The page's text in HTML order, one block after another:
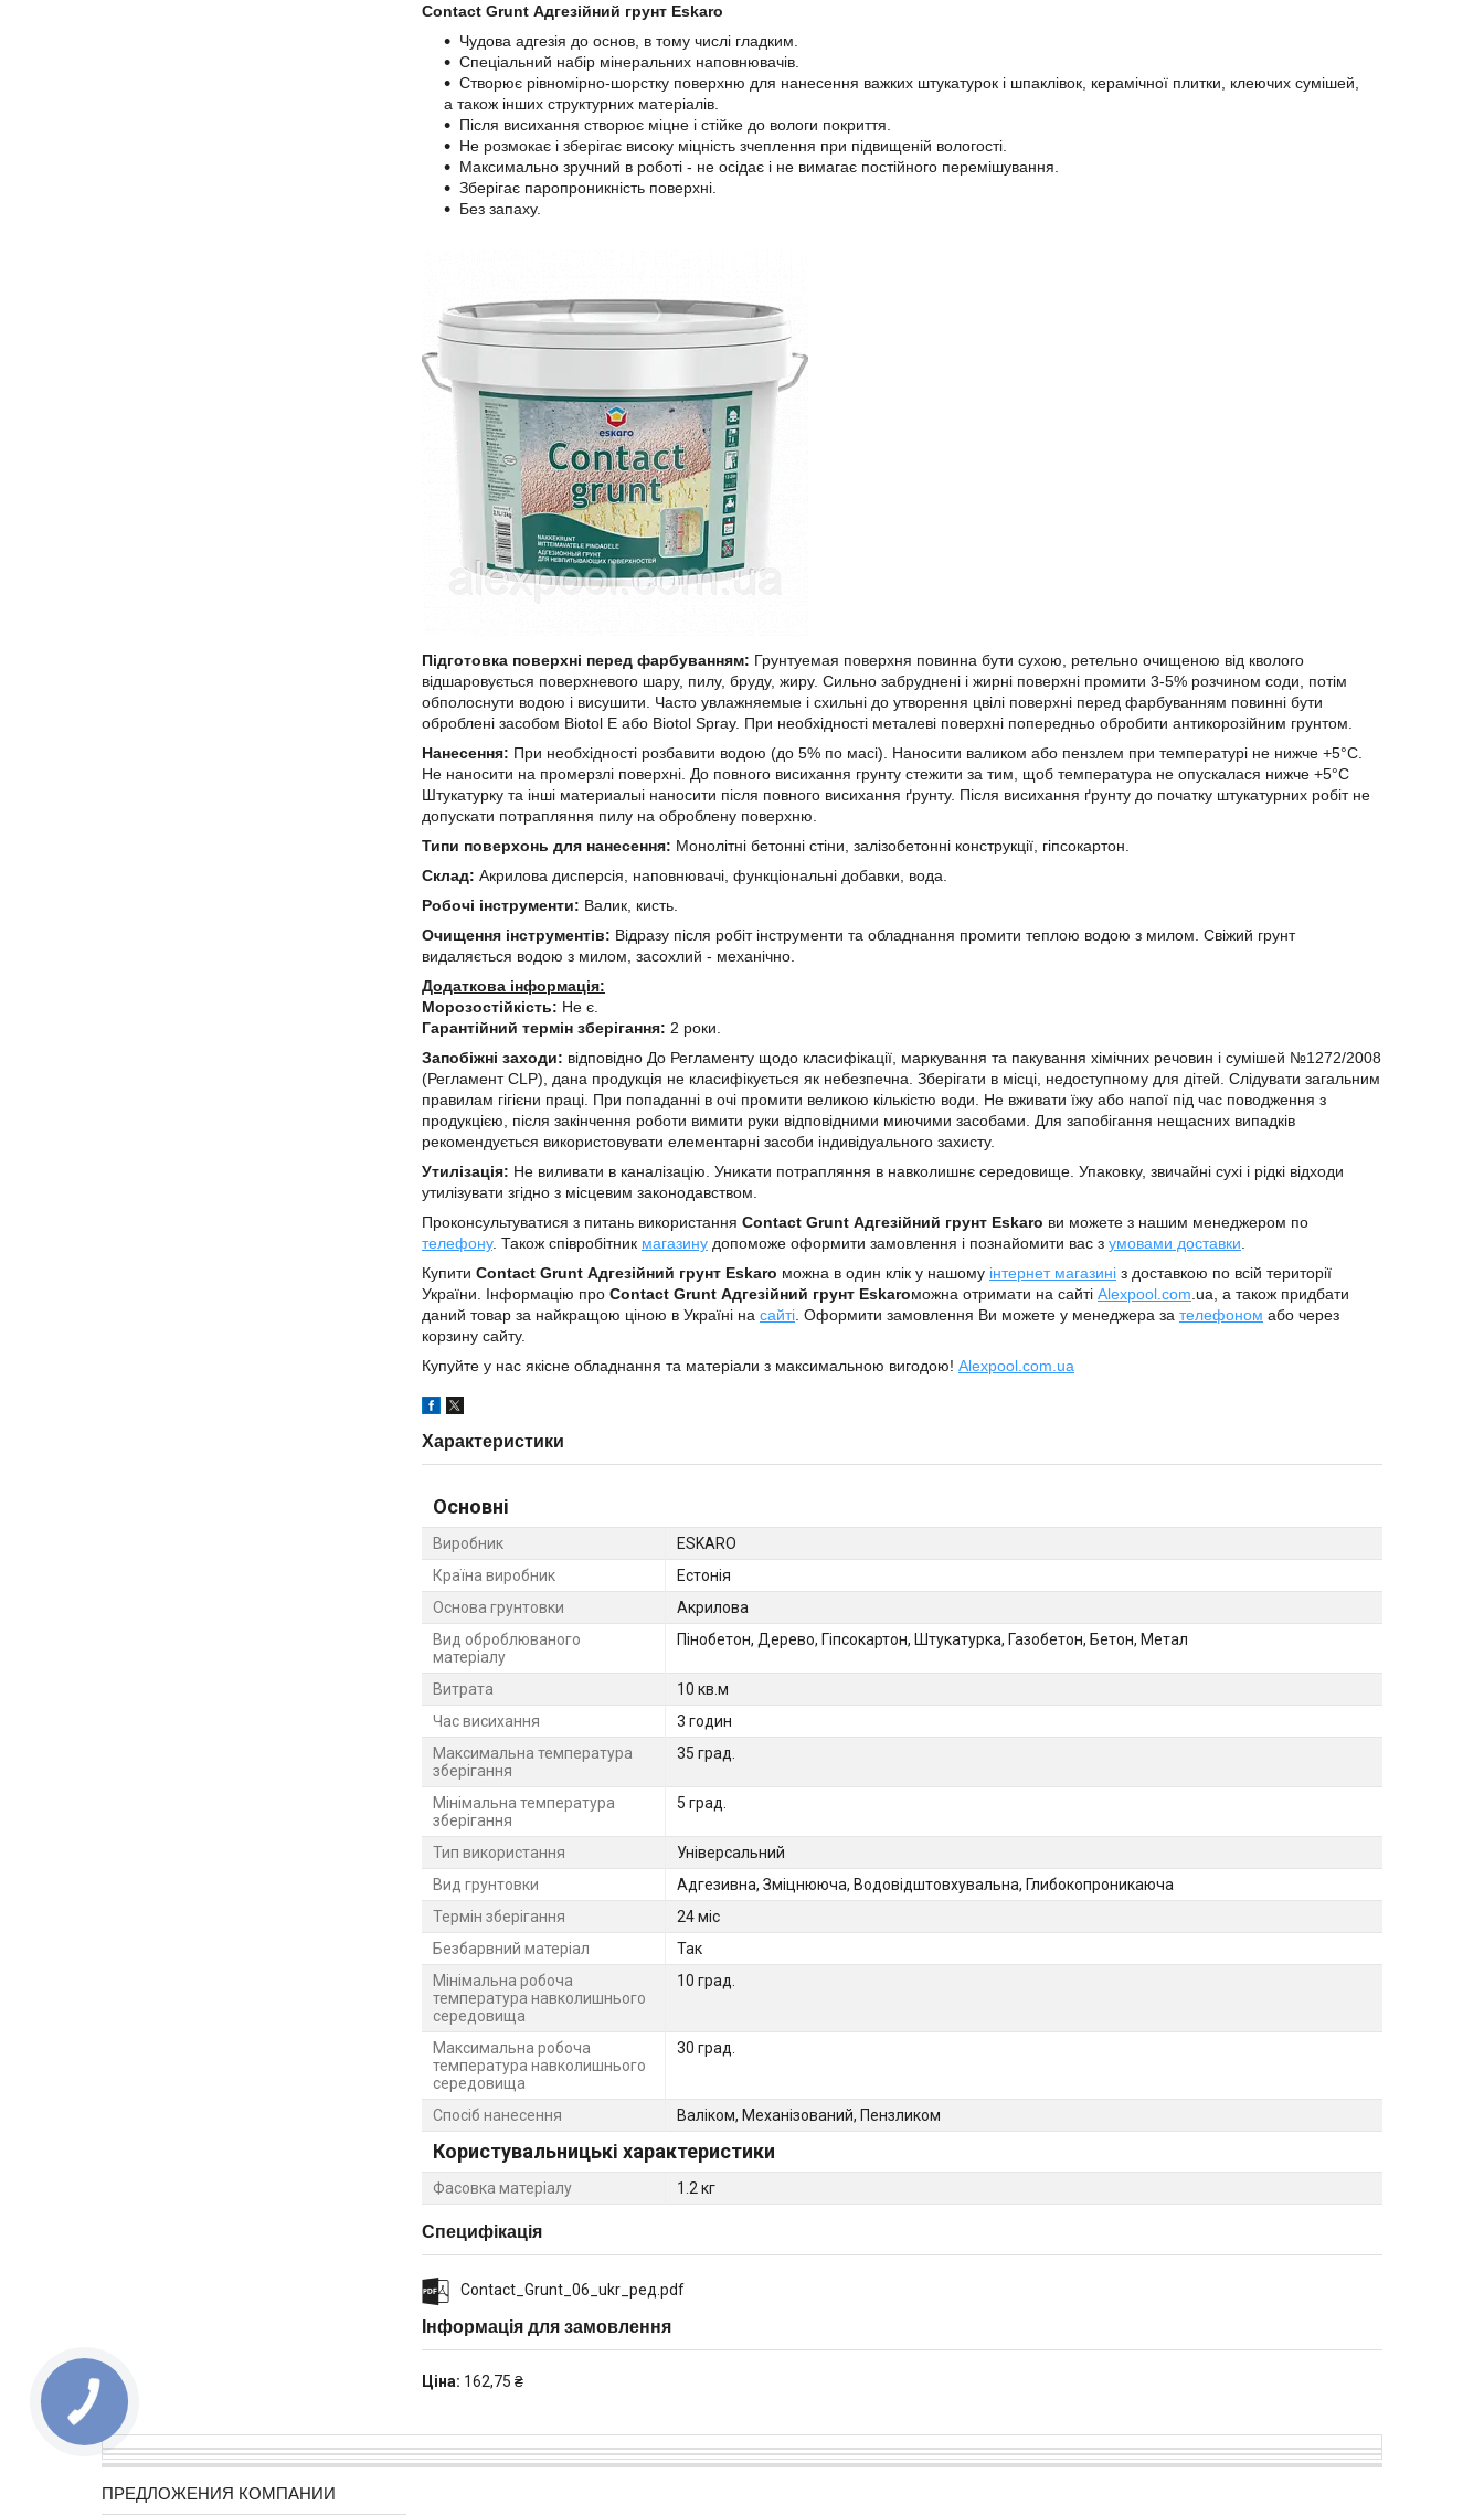
Contact Grunt Адгезійний грунт Eskaro
Чудова адгезія до основ, в тому числі гладким.
Спеціальний набір мінеральних наповнювачів.
Створює рівномірно-шорстку поверхню для нанесення важких штукатурок і шпаклівок, керамічної плитки, клеючих сумішей,
а також інших структурних матеріалів.
Після висихання створює міцне і стійке до вологи покриття.
Не розмокає і зберігає високу міцність зчеплення при підвищеній вологості.
Максимально зручний в роботі - не осідає і не вимагає постійного перемішування.
Зберігає паропроникність поверхні.
Без запаху.
Підготовка поверхні перед фарбуванням: Грунтуемая поверхня повинна бути сухою, ретельно очищеною від кволого
відшаровується поверхневого шару, пилу, бруду, жиру. Сильно забруднені і жирні поверхні промити 3-5% розчином соди, потім
обполоснути водою і висушити. Часто увлажняемые і схильні до утворення цвілі поверхні перед фарбуванням повинні бути
оброблені засобом Biotol E або Biotol Spray. При необхідності металеві поверхні попередньо обробити антикорозійним грунтом.
Нанесення: При необхідності розбавити водою (до 5% по масі). Наносити валиком або пензлем при температурі не нижче +5°С.
Не наносити на промерзлі поверхні. До повного висихання грунту стежити за тим, щоб температура не опускалася нижче +5°C
Штукатурку та інші материалыі наносити після повного висихання ґрунту. Після висихання ґрунту до початку штукатурних робіт не
допускати потрапляння пилу на оброблену поверхню.
Типи поверхонь для нанесення: Монолітні бетонні стіни, залізобетонні конструкції, гіпсокартон.
Склад: Акрилова дисперсія, наповнювачі, функціональні добавки, вода.
Робочі інструменти: Валик, кисть.
Очищення інструментів: Відразу після робіт інструменти та обладнання промити теплою водою з милом. Свіжий грунт
видаляється водою з милом, засохлий - механічно.
Додаткова інформація:
Морозостійкість: Не є.
Гарантійний термін зберігання: 2 роки.
Запобіжні заходи: відповідно До Регламенту щодо класифікації, маркування та пакування хімічних речовин і сумішей №1272/2008
(Регламент CLP), дана продукція не класифікується як небезпечна. Зберігати в місці, недоступному для дітей. Слідувати загальним
правилам гігієни праці. При попаданні в очі промити великою кількістю води. Не вживати їжу або напої під час поводження з
продукцією, після закінчення роботи вимити руки відповідними миючими засобами. Для запобігання нещасних випадків
рекомендується використовувати елементарні засоби індивідуального захисту.
Утилізація: Не виливати в каналізацію. Уникати потрапляння в навколишнє середовище. Упаковку, звичайні сухі і рідкі відходи
утилізувати згідно з місцевим законодавством.
Проконсультуватися з питань використання Contact Grunt Адгезійний грунт Eskaro ви можете з нашим менеджером по
телефону. Також співробітник магазину допоможе оформити замовлення і познайомити вас з умовами доставки
Купити Contact Grunt Адгезійний грунт Eskaro можна в один клік у нашому інтернет магазині з доставкою по всій території
України. Інформацію про Contact Grunt Адгезійний грунт Eskaroможна отримати на сайті Alexpool.com .ua, а також придбати
даний товар за найкращою ціною в Україні на сайті . Оформити замовлення Ви можете у менеджера за телефоном або через
корзину сайту.
Купуйте у нас якісне обладнання та матеріали з максимальною вигодою! Alexpool.com.ua
Характеристики
Основні
Виробник
ESKARO
Країна виробник
Естонія
Основа грунтовки
Акрилова
Вид оброблюваного
матеріалу
Пінобетон, Дерево, Гіпсокартон, Штукатурка, Газобетон, Бетон, Метал
Витрата
10 кв.м
Час висихання
3 годин
Максимальна температура
зберігання
35 град.
Мінімальна температура
зберігання
5 град.
Тип використання
Універсальний
Вид грунтовки
Адгезивна, Зміцнююча, Водовідштовхувальна, Глибокопроникаюча
Термін зберігання
24 міс
Безбарвний матеріал
Так
Мінімальна робоча
температура навколишнього
середовища
10 град.
Максимальна робоча
температура навколишнього
середовища
30 град.
Спосіб нанесення Валіком, Механізований, Пензликом
Користувальницькі характеристики
Фасовка матеріалу 1.2 кг
Специфікація
Contact_Grunt_06_ukr_ред.pdf
Інформація для замовлення
Ціна: 162,75 ₴
ПРЕДЛОЖЕНИЯ КОМПАНИИ